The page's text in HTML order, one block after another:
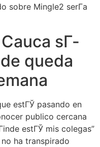
sobre Mingle2 serГ­a
Cauca sГ­
queda
estГЎ pasando en
publico cercana
estГЎ mis colegas”
ha transpirado